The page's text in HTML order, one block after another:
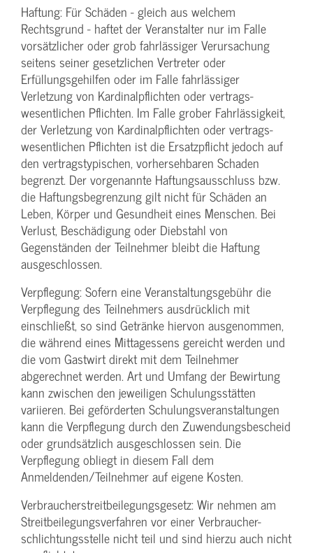
Haftung: Für Schäden - gleich aus welchem
Rechtsgrund - haftet der Veranstalter nur im Falle
vorsätzlicher oder grob fahrlässiger Verursachung
seitens seiner gesetzlichen Vertreter oder
Erfüllungsgehilfen oder im Falle fahrlässiger
Verletzung von Kardinalpflichten oder vertrags­
wesentlichen Pflichten. Im Falle grober Fahrlässigkeit,
der Verletzung von Kardinalpflichten oder vertrags­
wesentlichen Pflichten ist die Ersatzpflicht jedoch auf
den vertragstypischen, vorhersehbaren Schaden
begrenzt. Der vorgenannte Haftungs­ausschluss bzw.
die Haftungs­begrenzung gilt nicht für Schäden an
Leben, Körper und Gesundheit eines Menschen. Bei
Verlust, Beschädigung oder Diebstahl von
Gegenständen der Teilnehmer bleibt die Haftung
ausgeschlossen.
Verpflegung: Sofern eine Veranstaltungs­gebühr die
Verpflegung des Teilnehmers ausdrücklich mit
einschließt, so sind Getränke hiervon ausgenommen,
die während eines Mittagessens gereicht werden und
die vom Gastwirt direkt mit dem Teilnehmer
abgerechnet werden. Art und Umfang der Bewirtung
kann zwischen den jeweiligen Schulungsstätten
variieren. Bei geförderten Schulungs­veranstaltungen
kann die Verpflegung durch den Zuwendungs­bescheid
oder grundsätzlich ausgeschlossen sein. Die
Verpflegung obliegt in diesem Fall dem
Anmeldenden/­Teilnehmer auf eigene Kosten.
Verbraucher­streitbeilegungs­gesetz: Wir nehmen am
Streit­beilegungs­verfahren vor einer Verbraucher­
schlichtungs­stelle nicht teil und sind hierzu auch nicht